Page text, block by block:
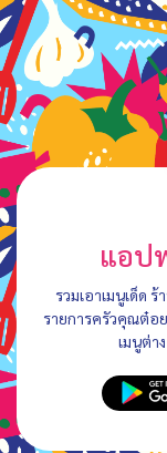
แอป
รวมเอาเมนูเด็ด
รายการครัวคุณต๋อ
เมนูต่า